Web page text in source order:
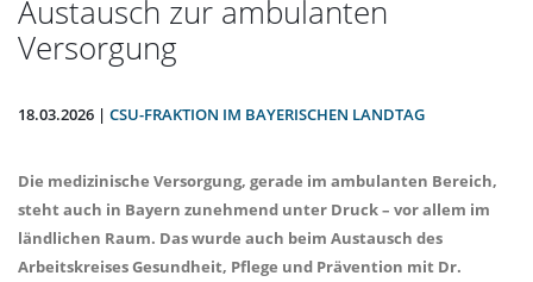
Austausch zur ambulanten
Versorgung
18.03.2026 | CSU-FRAKTION IM BAYERISCHEN LANDTAG
Die medizinische Versorgung, gerade im ambulanten Bereich,
steht auch in Bayern zunehmend unter Druck – vor allem im
ländlichen Raum. Das wurde auch beim Austausch des
Arbeitskreises Gesundheit, Pflege und Prävention mit Dr.